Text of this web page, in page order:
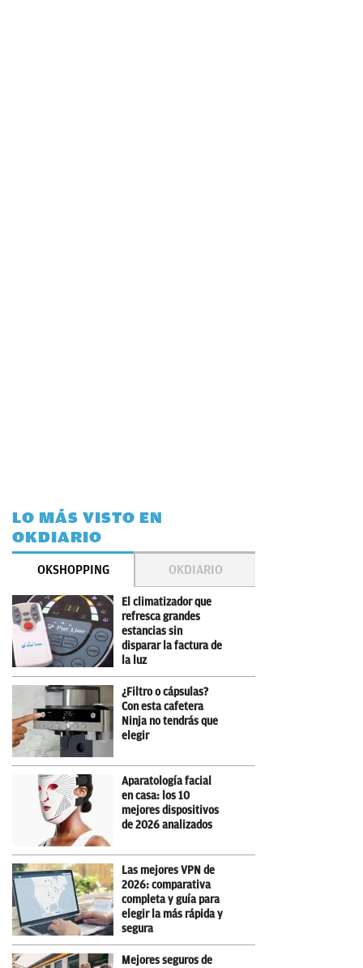
LO MÁS VISTO EN
OKDIARIO
OKSHOPPING OKDIARIO
El climatizador que
refresca grandes
estancias sin
disparar la factura de
la luz
¿Filtro o cápsulas?
Con esta cafetera
Ninja no tendrás que
elegir
Aparatología facial
en casa: los 10
mejores dispositivos
de 2026 analizados
Las mejores VPN de
2026: comparativa
completa y guía para
elegir la más rápida y
segura
Mejores seguros de